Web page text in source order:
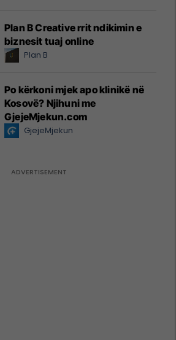
Plan B Creative rrit ndikimin e
biznesit tuaj online
Plan B
Po kërkoni mjek apo klinikë në
Kosovë? Njihuni me
GjejeMjekun.com
GjejeMjekun